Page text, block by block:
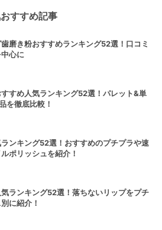
すすめ記事
磨き粉おすすめランキング52選！口コミ
心に
すめ人気ランキング52選！パレット&単
を徹底比較！
ンキング52選！おすすめのプチプラや速
ポリッシュを紹介！
ランキング52選！落ちないリップをプチ
に紹介！